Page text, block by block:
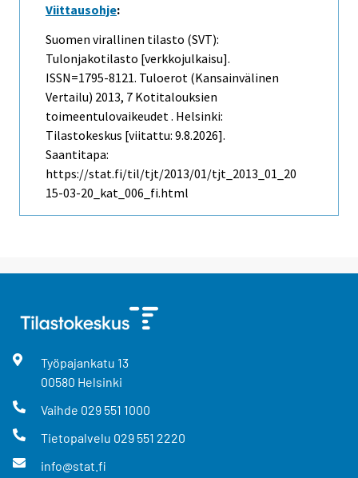
Viittausohje:
Suomen virallinen tilasto (SVT):
Tulonjakotilasto [verkkojulkaisu].
ISSN=1795-8121. Tuloerot (kansainvälinen
Vertailu) 2013, 7 Kotitalouksien
toimeentulovaikeudet . Helsinki:
Tilastokeskus [viitattu: 9.8.2026].
Saantitapa:
https://stat.fi/til/tjt/2013/01/tjt_2013_01_20
15-03-20_kat_006_fi.html
Työpajankatu 13
00580 Helsinki
Vaihde 029 551 1000
Tietopalvelu 029 551 2220
info@stat.fi